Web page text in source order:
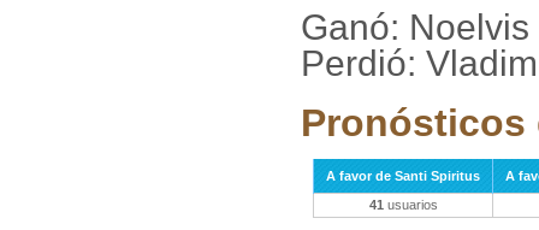
Ganó:
Perdió:
Pronósticos
A favor de Santi Spiritus
A
41 usuarios